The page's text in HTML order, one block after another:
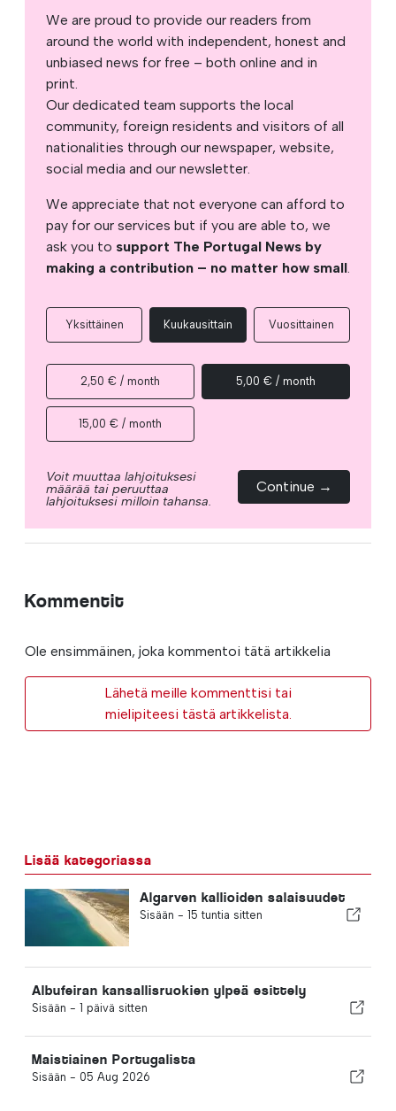
We are proud to provide our readers from
around the world with independent, honest and
unbiased news for free – both online and in
print.
Our dedicated team supports the local
community, foreign residents and visitors of all
nationalities through our newspaper, website,
social media and our newsletter.
We appreciate that not everyone can afford to
pay for our services but if you are able to, we
ask you to support The Portugal News by
making a contribution – no matter how small.
Yksittäinen Kuukausittain Vuosittainen
2,50 € / month 5,00 € / month
15,00 € / month
Voit muuttaa lahjoituksesi
määrää tai peruuttaa
lahjoituksesi milloin tahansa.
Continue →
Kommentit
Ole ensimmäinen, joka kommentoi tätä artikkelia
Lähetä meille kommenttisi tai
mielipiteesi tästä artikkelista.
Lisää kategoriassa
Algarven kallioiden salaisuudet
Sisään - 15 tuntia sitten
Albufeiran kansallisruokien ylpeä esittely
Sisään - 1 päivä sitten
Maistiainen Portugalista
Sisään - 05 Aug 2026